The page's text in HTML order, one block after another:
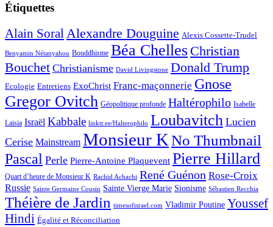
Étiquettes
Alain SoralAlexandre Douguine Alexis Cossette-Trudel
Benyamin Nétanyahou Bouddhisme Béa Chelles Christian
Bouchet Christianisme David Livingstone Donald Trump
Ecologie Entretiens ExoChrist Franc-maçonnerie Gnose
Gregor Ovitch Géopolitique profonde Haltérophilo Isabelle
Laisia Israël Kabbale linktr.ee/Halterophilo Loubavitch Lucien
Cerise Mainstream Monsieur KNo Thumbnail
Pascal Perle Pierre-Antoine Plaquevent Pierre Hillard
Quart d’heure de Monsieur K Rachid Achachi René Guénon Rose-Croix
Russie Sainte Germaine Cousin Sainte Vierge Marie Sionisme Sébastien Recchia
Théière de Jardin timesofisrael.com Vladimir Poutine Youssef
Hindi Égalité et Réconciliation